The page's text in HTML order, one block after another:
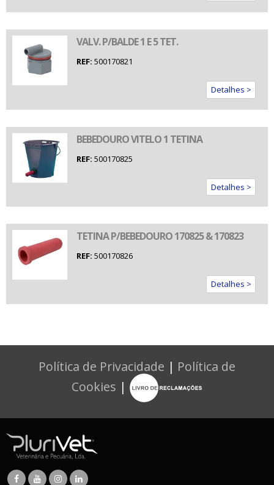
VALV. P/BALDE 1 E 5 TET.
REF: 500170821
Detalhes >
BEBEDOURO VITELO 1 TETINA
REF: 500170825
Detalhes >
TETINA P/BEBEDOURO 170825 & 170823
REF: 500170826
Detalhes >
Política de Privacidade | Política de
Cookies |